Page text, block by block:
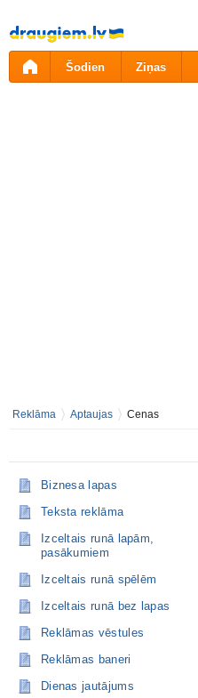
Pāriet
uz
saturu
Šodien Ziņas
Reklāma Aptaujas Cenas
Biznesa lapas
Teksta reklāma
Izceltais runā lapām,
pasākumiem
Izceltais runā spēlēm
Izceltais runā bez lapas
Reklāmas vēstules
Reklāmas baneri
Dienas jautājums